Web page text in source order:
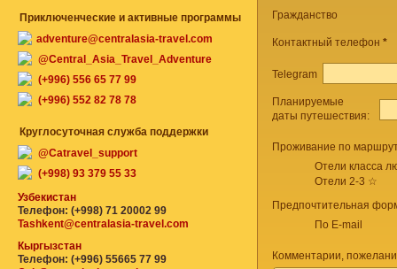
Гражданство
Контактный телефон *
Telegram
Планируемые
даты путешествия:
Проживание по
Отели класса
Отели 2-3 ☆
Предпочтительная
По E-mail
Комментарии,
Приключенческие и активные программы
adventure@centralasia-travel.com
@Central_Asia_Travel_Adventure
(+996) 556 65 77 99
(+996) 552 82 78 78
Круглосуточная служба поддержки
@Catravel_support
(+998) 93 379 55 33
Узбекистан
Телефон: (+998) 71 20002 99
Tashkent@centralasia-travel.com
Кыргызстан
Телефон: (+996) 55665 77 99